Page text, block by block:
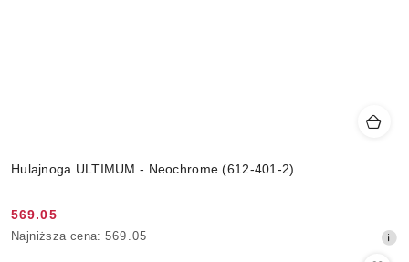
Hulajnoga ULTIMUM - Neochrome (612-401-2)
Cena
promocyjna:
569.05
Najniższa
Najniższa cena: 569.05